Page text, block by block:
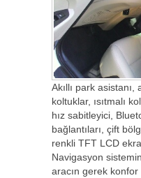
Akıllı park asistanı,
koltuklar, ısıtmalı
hız sabitleyici,
bağlantıları, çift
renkli TFT LCD
Navigasyon
aracın gerek